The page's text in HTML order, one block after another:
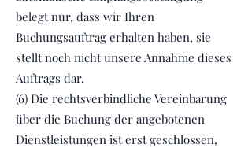
belegt nur, dass wir Ihren
Buchungsauftrag erhalten haben, sie
stellt noch nicht unsere Annahme dieses
Auftrags dar.
(6) Die rechtsverbindliche Vereinbarung
über die Buchung der angebotenen
Dienstleistungen ist erst geschlossen,